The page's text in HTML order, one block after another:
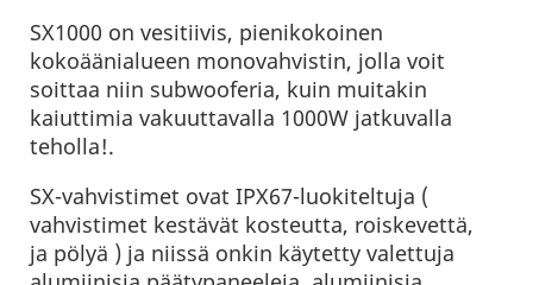
SX1000 on vesitiivis, pienikokoinen
kokoäänialueen monovahvistin, jolla voit
soittaa niin subwooferia, kuin muitakin
kaiuttimia vakuuttavalla 1000W jatkuvalla
teholla!.
SX-vahvistimet ovat IPX67-luokiteltuja (
vahvistimet kestävät kosteutta, roiskevettä,
ja pölyä ) ja niissä onkin käytetty valettuja